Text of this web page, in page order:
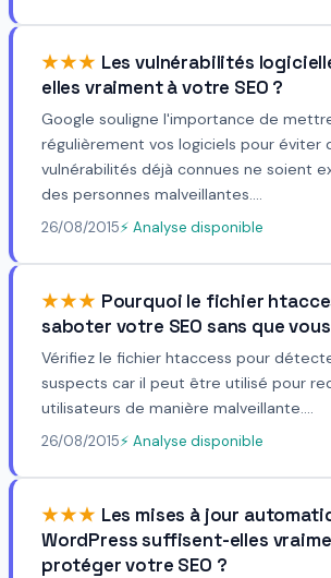
★★★ Les vulnérabilités
elles vraiment à votre SEO ?
Google souligne l'importance de
régulièrement vos logiciels pour éviter
vulnérabilités déjà connues ne soient
des personnes malveillantes....
26/08/2015⚡ Analyse disponible
★★★ Pourquoi le fichier
saboter votre SEO sans que
Vérifiez le fichier htaccess pour
suspects car il peut être utilisé pour
utilisateurs de manière malveillante....
26/08/2015⚡ Analyse disponible
★★★ Les mises à jour
WordPress suffisent-elles
protéger votre SEO ?